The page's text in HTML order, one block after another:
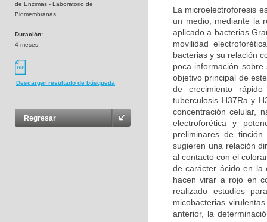
de Enzimas - Laboratorio de
Biomembranas
Duración:
4 meses
Descargar resultado de búsqueda
Regresar
La microelectroforesis
un medio, mediante la
aplicado a bacterias
movilidad
bacterias y su relación
poca información
objetivo principal de
de crecimiento
tuberculosis H37Ra y
concentración celular,
electroforética y
preliminares de
sugieren una relación
al contacto con el
de carácter ácido en la
hacen virar a rojo en
realizado estudios
micobacterias
anterior, la